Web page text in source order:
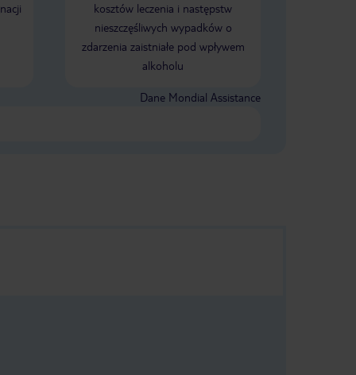
kosztów leczenia i następstw
nieszczęśliwych wypadków o
zdarzenia zaistniałe pod wpływem
alkoholu
Dane Mondial Assistance